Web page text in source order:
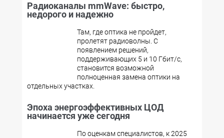
Радиоканалы mmWave: быстро,
недорого и надежно
Там, где оптика не пройдет,
пролетят радиоволны. С
появлением решений,
поддерживающих 5 и 10 Гбит/с,
становится возможной
полноценная замена оптики на
отдельных участках.
Эпоха энергоэффективных ЦОД
начинается уже сегодня
По оценкам специалистов, к 2025